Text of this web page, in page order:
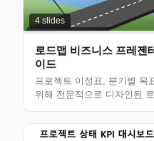
4slides
로드맵 비즈니스 프레
이드
프로젝트 이정표, 분기별 목
위해 전문적으로 디자인된
의할 준비가 되었습니다.